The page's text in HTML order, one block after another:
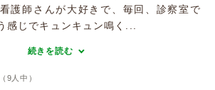
護師さんが大好きで、毎回、診察室で
感じでキュンキュン鳴く...
続きを読む
9 人中）